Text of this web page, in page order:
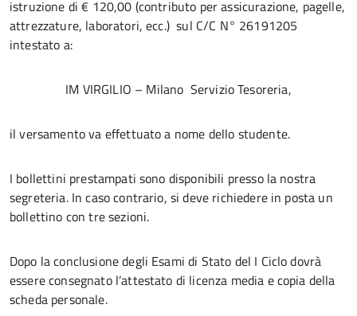
istruzione di € 120,00 (contributo per assicurazione, pagelle,
attrezzature, laboratori, ecc.) sul C/C N° 26191205
intestato a:
IM VIRGILIO – Milano Servizio Tesoreria,
il versamento va effettuato a nome dello studente.
I bollettini prestampati sono disponibili presso la nostra
segreteria. In caso contrario, si deve richiedere in posta un
bollettino con tre sezioni.
Dopo la conclusione degli Esami di Stato del I Ciclo dovrà
essere consegnato l’attestato di licenza media e copia della
scheda personale.